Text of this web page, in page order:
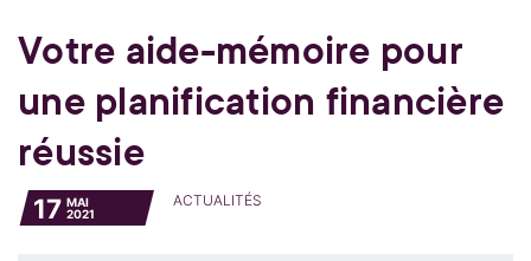
Votre aide-mémoire pour
une planification financière
réussie
17 MAI
2021
ACTUALITÉS